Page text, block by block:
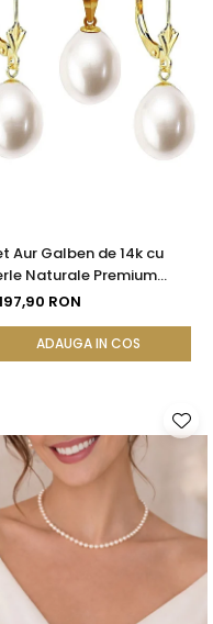
Aur Galben de 14k cu
Naturale Premium
Rare, Forma Lacrima,
RON
ADAUGA IN COS